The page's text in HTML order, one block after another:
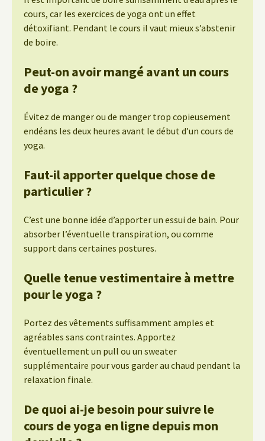
cours, car les exercices de yoga ont un effet
détoxifiant. Pendant le cours il vaut mieux s’abstenir
de boire.
Peut-on avoir mangé avant un cours
de yoga ?
Évitez de manger ou de manger trop copieusement
endéans les deux heures avant le début d’un cours de
yoga.
Faut-il apporter quelque chose de
particulier ?
C’est une bonne idée d’apporter un essui de bain. Pour
absorber l’éventuelle transpiration, ou comme
support dans certaines postures.
Quelle tenue vestimentaire à mettre
pour le yoga ?
Portez des vêtements suffisamment amples et
agréables sans contraintes. Apportez
éventuellement un pull ou un sweater
supplémentaire pour vous garder au chaud pendant la
relaxation finale.
De quoi ai-je besoin pour suivre le
cours de yoga en ligne depuis mon